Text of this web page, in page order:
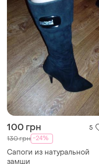
100 грн 5
130 грн -24%
Сапоги из натуральной
замши